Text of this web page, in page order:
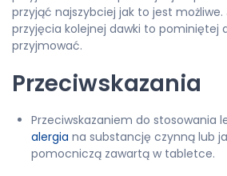
przyjąć najszybciej jak to jest możliwe.
przyjęcia kolejnej dawki to pominiętej
przyjmować.
Przeciwskazania
Przeciwskazaniem do stosowania
alergia na substancję czynną lub
pomocniczą zawartą w tabletce.